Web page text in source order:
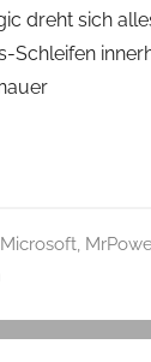
dreht sich
Schleifen
Microsoft,